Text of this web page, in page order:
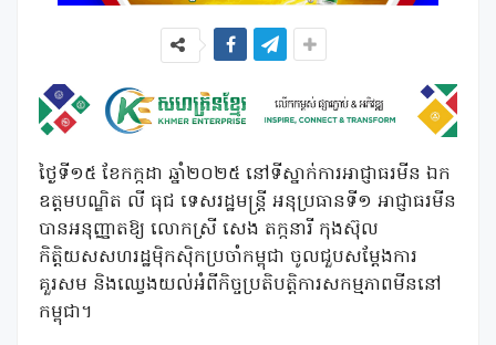
ថ្ងៃទី១៥ ខែកក្កដា ឆ្នាំ២០២៥ នៅទីស្នាក់ការអាជ្ញាធរមីន ឯក
ឧត្តមបណ្ឌិត លី ធុជ ទេសរដ្ឋមន្រ្តី អនុប្រធានទី១ អាជ្ញាធរមីន
បានអនុញ្ញាតឱ្យ លោកស្រី សេង​ តក្កនារី កុងស៊ុល
កិត្តិយសសហរដ្ឋម៉ិកស៊ិកប្រចាំកម្ពុជា ចូលជួបសម្តែងការ
គួរសម និងឈ្វេងយល់អំពីកិច្ចប្រតិបត្តិការសកម្មភាពមីននៅ
កម្ពុជា។